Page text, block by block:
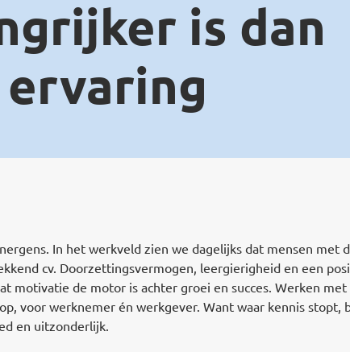
is dan
ervaring
In het werkveld zien we dagelijks dat mensen met
cv. Doorzettingsvermogen, leergierigheid en een
motivatie de motor is achter groei en succes. Werken
voor werknemer én werkgever. Want waar kennis stopt,
en uitzonderlijk.